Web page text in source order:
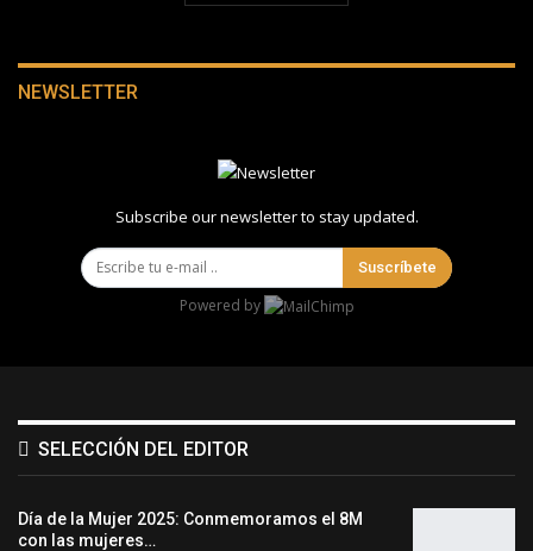
NEWSLETTER
Subscribe our newsletter to stay updated.
Suscríbete
Powered by
SELECCIÓN DEL EDITOR
Día de la Mujer 2025: Conmemoramos el 8M
con las mujeres…